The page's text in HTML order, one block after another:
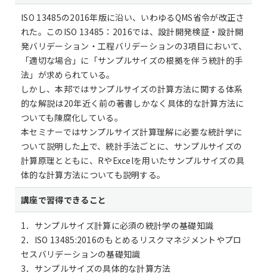
ISO 13485の2016年版に沿い、いわゆるQMS省令が改正さ
れた。このISO 13485：2016では、設計開発検証・設計開
発バリデーション・工程バリデーションの3項目において、
「適切な場合」に「サンプルサイズの根拠を伴う統計的手
法」が求められている。
しかし、本邦ではサンプルサイズの計算方法に関する体系
的な解説は20年近く前の著書しかなく具体的な計算方法に
ついても陳腐化している。
本セミナーではサンプルサイズ計算理解に必要な統計学に
ついて説明した上で、統計手法ごとに、サンプルサイズの
計算原理とともに、RやExcelを用いたサンプルサイズの具
体的な計算方法についても説明する。
講座で習得できること
1．サンプルサイズ計算に必須の統計学の基礎知識
2．ISO 13485:2016のもとめるリスクマネジメントやプロ
セスバリデーションの基礎知識
3．サンプルサイズの具体的な計算方法